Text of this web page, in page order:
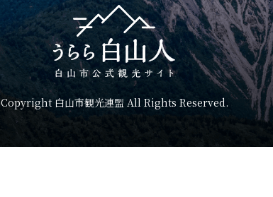
Copyright 白山市観光連盟 All Rights Reserved.